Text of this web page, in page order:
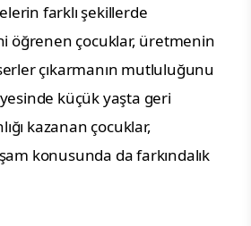
farklı şekillerde
öğrenen çocuklar, üretmenin
çıkarmanın mutluluğunu
küçük yaşta geri
kazanan çocuklar,
konusunda da farkındalık